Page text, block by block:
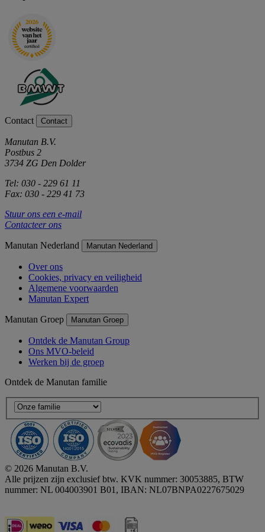
Contact Contact
Manutan B.V.
Postbus 2
3734 ZG Den Dolder
Tel: 030 - 229 61 11
Fax: 030 - 229 41 73
Stuur ons een e-mail
Contacteer ons
Manutan Nederland Manutan Nederland
Over ons
Cookies, privacy en veiligheid
Algemene voorwaarden
Manutan Expert
Manutan Groep Manutan Groep
Ontdek de Manutan Group
Ons MVO-beleid
Werken bij de groep
Ontdek de Manutan familie
© 2026 Manutan B.V.
Alle prijzen zijn exclusief btw. KVK nummer: 30053885, BTW
nummer: NL 004003901 B01, IBAN: NL07BNPA0227675029